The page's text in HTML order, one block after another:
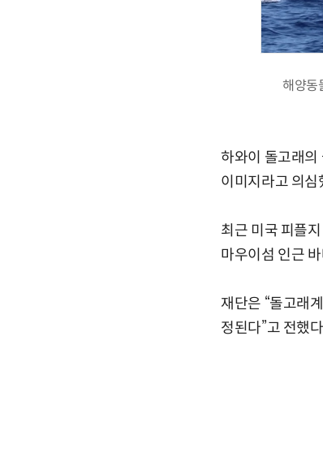
해양동
하와이 돌고래
이미지라고 의
최근 미국 피플
마우이섬 인근
재단은 “돌고래
정된다”고 전했